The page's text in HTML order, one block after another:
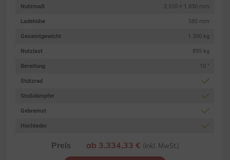
Nutzmaß
2.510 × 1.830 mm
Ladehöhe
580 mm
Gesamtgewicht
1.300 kg
Nutzlast
895 kg
Bereifung
10 "
Stützrad
Stoßdämpfer
Gebremst
Hochlader
Preis ab 3.334,33 € (inkl. MwSt.)